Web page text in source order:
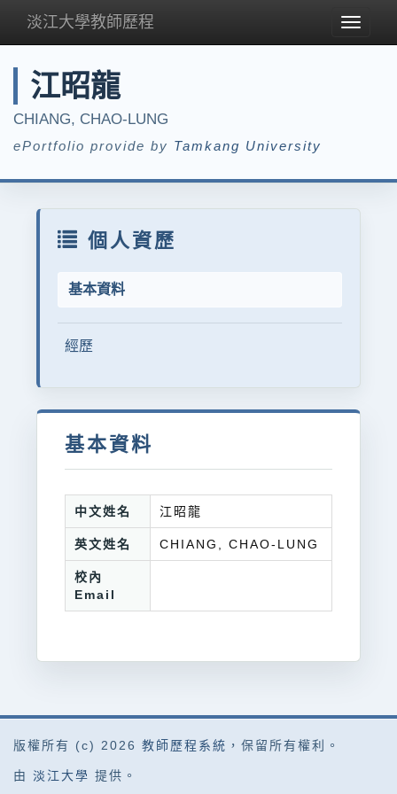
Toggle
淡江大學教師歷程
江昭龍
CHIANG, CHAO-LUNG
ePortfolio provide by Tamkang University
個人資歷
基本資料
經歷
基本資料
中文姓名 江昭龍
英文姓名 CHIANG, CHAO-LUNG
校內
Email
版權所有 (c) 2026 教師歷程系統 ，保留所有權利。
由 淡江大學 提供。